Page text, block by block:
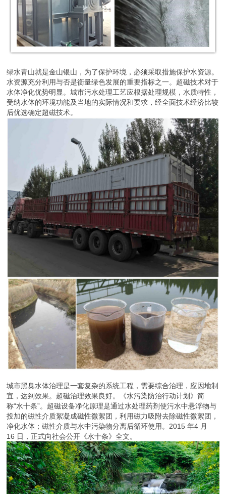
绿水青山就是金山银山，为了保护环境，必须采取措施保护水资源。
水资源充分利用与否是衡量绿色发展的重要指标之一。超磁技术对于
水体净化优势明显。城市污水处理工艺应根据处理规模，水质特性，
受纳水体的环境功能及当地的实际情况和要求，经全面技术经济比较
后优选确定超磁技术。
城市黑臭水体治理是一套复杂的系统工程，需要综合治理，应因地制
宜，达到效果。超磁治理效果良好。《水污染防治行动计划》简
称“水十条”。超磁设备净化原理是通过水处理药剂使污水中悬浮物与
投加的磁性介质絮凝成磁性微絮团，利用磁力吸附去除磁性微絮团，
净化水体；磁性介质与水中污染物分离后循环使用。2015 年4 月
16 日，正式向社会公开《水十条》全文。